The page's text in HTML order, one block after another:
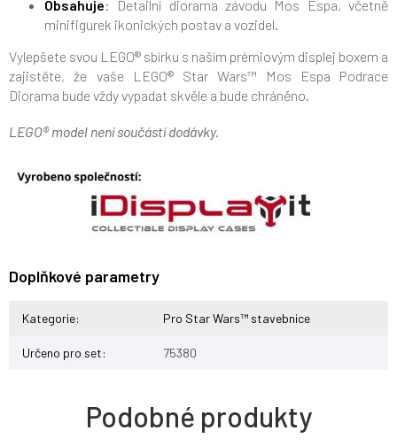
Obsahuje: Detailní diorama závodu Mos Espa, včetně
minifigurek ikonických postav a vozidel.
Vylepšete svou LEGO® sbírku s naším prémiovým displej boxem a
zajistěte, že vaše LEGO® Star Wars™ Mos Espa Podrace
Diorama bude vždy vypadat skvěle a bude chráněno.
LEGO® model není součástí dodávky.
Doplňkové parametry
Kategorie: Pro Star Wars™ stavebnice
Určeno pro set: 75380